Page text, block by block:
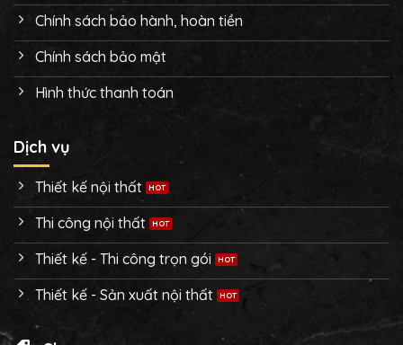
Chính sách bảo hành, hoàn tiền
Chính sách bảo mật
Hình thức thanh toán
Dịch vụ
Thiết kế nội thất
Thi công nội thất
Thiết kế - Thi công trọn gói
Thiết kế - Sản xuất nội thất